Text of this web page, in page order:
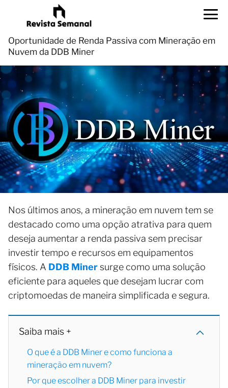
Oportunidade de Renda Passiva com Mineração em
Nuvem da DDB Miner
Nos últimos anos, a mineração em nuvem tem se
destacado como uma opção atrativa para quem
deseja aumentar a renda passiva sem precisar
investir tempo e recursos em equipamentos
físicos. A DDB Minersurge como uma solução
eficiente para aqueles que desejam lucrar com
criptomoedas de maneira simplificada e segura.
Saiba mais +
O que é a DDB Miner e como funciona a
mineração em nuvem?
Por que escolher a DDB Miner para investir